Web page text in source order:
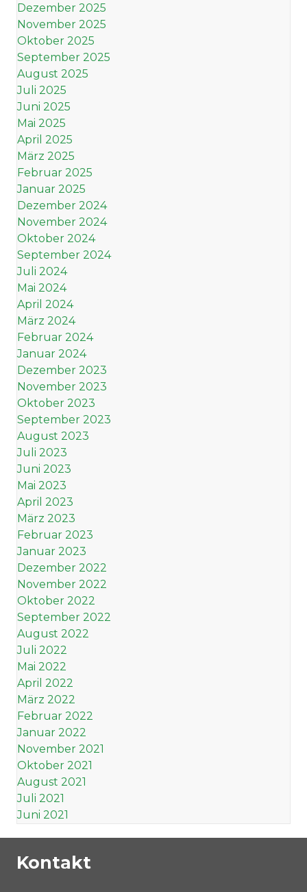
Dezember 2025
November 2025
Oktober 2025
September 2025
August 2025
Juli 2025
Juni 2025
Mai 2025
April 2025
März 2025
Februar 2025
Januar 2025
Dezember 2024
November 2024
Oktober 2024
September 2024
Juli 2024
Mai 2024
April 2024
März 2024
Februar 2024
Januar 2024
Dezember 2023
November 2023
Oktober 2023
September 2023
August 2023
Juli 2023
Juni 2023
Mai 2023
April 2023
März 2023
Februar 2023
Januar 2023
Dezember 2022
November 2022
Oktober 2022
September 2022
August 2022
Juli 2022
Mai 2022
April 2022
März 2022
Februar 2022
Januar 2022
November 2021
Oktober 2021
August 2021
Juli 2021
Juni 2021
Kontakt